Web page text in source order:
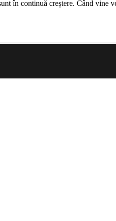
în continuă creștere. Când